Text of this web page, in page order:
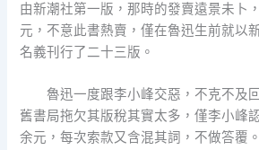
由新潮社第一版，那時的發賣遠景未卜
元，不意此書熱賣，僅在魯迅生前就以
名義刊行了二十三版。
魯迅一度跟李小峰交惡，不克不及
舊書局拖欠其版稅其實太多，僅李小峰
余元，每次索款又含混其詞，不做答覆